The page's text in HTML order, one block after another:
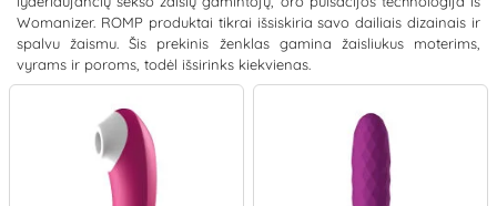
Womanizer. ROMP produktai tikrai išsiskiria savo dailiais dizainais ir
spalvu žaismu. Šis prekinis ženklas gamina žaisliukus moterims,
vyrams ir poroms, todėl išsirinks kiekvienas.